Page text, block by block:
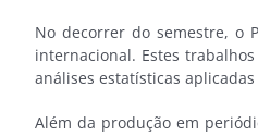
No decorrer do semestre, o
internacional. Estes
análises estatísticas
Além da produção em